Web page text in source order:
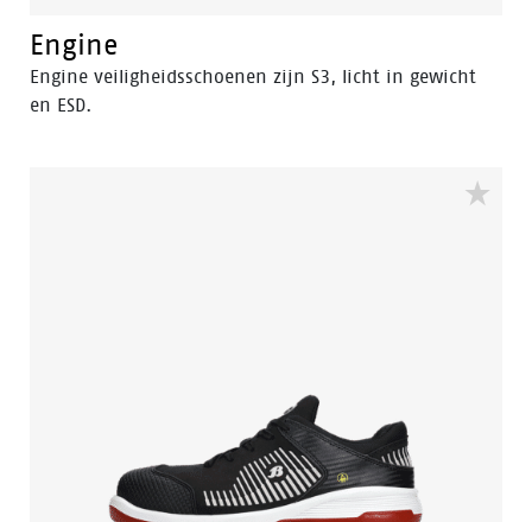
Engine
Engine veiligheidsschoenen zijn S3, licht in gewicht
en ESD.